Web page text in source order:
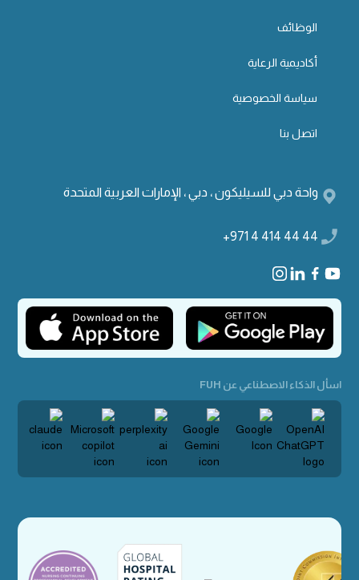
الوظائف
أكاديمية الرعاية
سياسة الخصوصية
اتصل بنا
واحة دبي للسيليكون ، دبي ، الإمارات العربية المتحدة
+971 4 414 44 44
اسأل الذكاء الاصطناعي عن FUH